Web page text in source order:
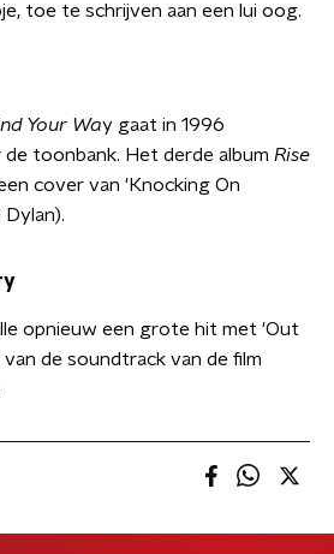
toe te schrijven aan een lui oog.
Your Way gaat in 1996
toonbank. Het derde album Rise
cover van 'Knocking On
opnieuw een grote hit met 'Out
de soundtrack van de film